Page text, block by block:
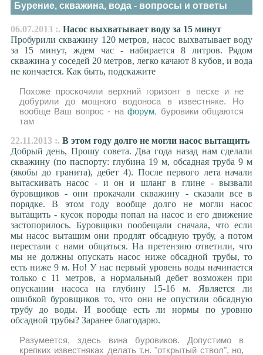
Бурение, скважина, вода - вопросы и ответы
06.07.2013 :. Насос выхватывает воду за 15 минут
Пробурили скважину 120 метров, насос выхватывает воду
за 15 минут, ждем час - набирается 8 литров. Рядом
скважина у соседей 20 метров, легко качают 8 кубов, и вода
не кончается. Как быть, подскажите
Похоже проскочили верхний горизонт в песке и не
добурили до мощного водоноса в известняке. Но
вообще Ваш вопрос - нафорум, буровики общаются
там
22.11.2013 :. В этом году долго не могли насос вытащить
Добрый день, Прошу совета. Два года назад нам сделали
скважину (по паспорту: глубина 19 м, обсадная труба 9 м
(якобы до гранита), дебет 4). После первого лета начали
вытаскивать насос - и он и шланг в глине - вызвали
буровщиков - они прокачали скважину - сказали все в
порядке. В этом году вообще долго не могли насос
вытащить - кусок породы попал на насос и его движение
застопорилось. Буровщики пообещали сначала, что если
мы насос вытащим они продлят обсадную трубу, а потом
перестали с нами общаться. На претензию ответили, что
мы не должны опускать насос ниже обсадной трубы, то
есть ниже 9 м. Но! У нас первый уровень воды начинается
только с 11 метров, а нормальный дебет возможен при
опускании насоса на глубину 15-16 м. Является ли
ошибкой буровщиков то, что они не опустили обсадную
трубу до воды. И вообще есть ли нормы по уровню
обсадной трубы? Заранее благодарю.
Разумеется, здесь вина буровиков. Допустимо в
крепких известняках делать т.н. "открытый ствол", но,